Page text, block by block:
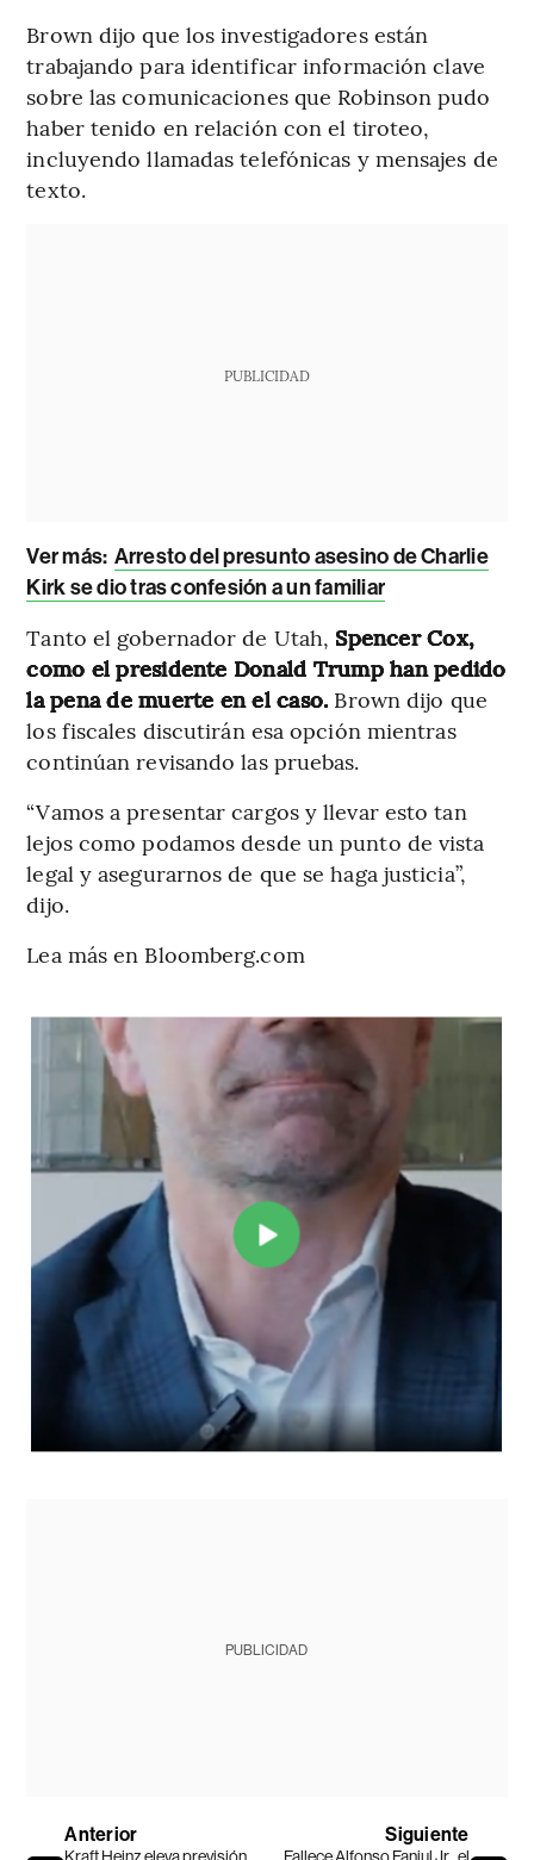
Brown dijo que los investigadores están
trabajando para identificar información clave
sobre las comunicaciones que Robinson pudo
haber tenido en relación con el tiroteo,
incluyendo llamadas telefónicas y mensajes de
texto.
PUBLICIDAD
Ver más: Arresto del presunto asesino de Charlie
Kirk se dio tras confesión a un familiar
Tanto el gobernador de Utah, Spencer Cox,
como el presidente Donald Trump han pedido
la pena de muerte en el caso. Brown dijo que
los fiscales discutirán esa opción mientras
continúan revisando las pruebas.
“Vamos a presentar cargos y llevar esto tan
lejos como podamos desde un punto de vista
legal y asegurarnos de que se haga justicia”,
dijo.
Lea más en Bloomberg.com
PUBLICIDAD
Anterior
Kraft Heinz eleva previsión
Siguiente
Fallece Alfonso Fanjul Jr., el